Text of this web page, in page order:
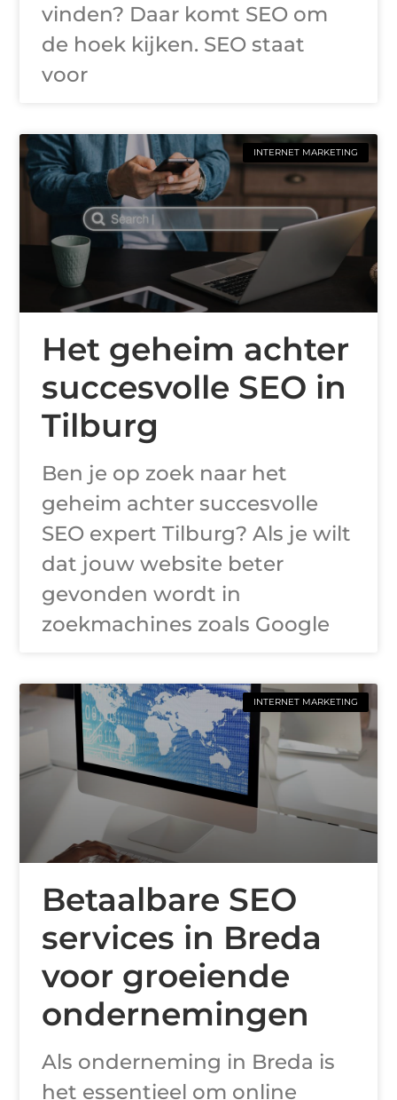
vinden? Daar komt SEO om
de hoek kijken. SEO staat
voor
INTERNET MARKETING
Het geheim achter
succesvolle SEO in
Tilburg
Ben je op zoek naar het
geheim achter succesvolle
SEO expert Tilburg? Als je wilt
dat jouw website beter
gevonden wordt in
zoekmachines zoals Google
INTERNET MARKETING
Betaalbare SEO
services in Breda
voor groeiende
ondernemingen
Als onderneming in Breda is
het essentieel om online